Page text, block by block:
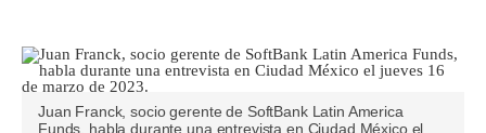
Juan Franck, socio gerente de SoftBank Latin America
Funds, habla durante una entrevista en Ciudad México el